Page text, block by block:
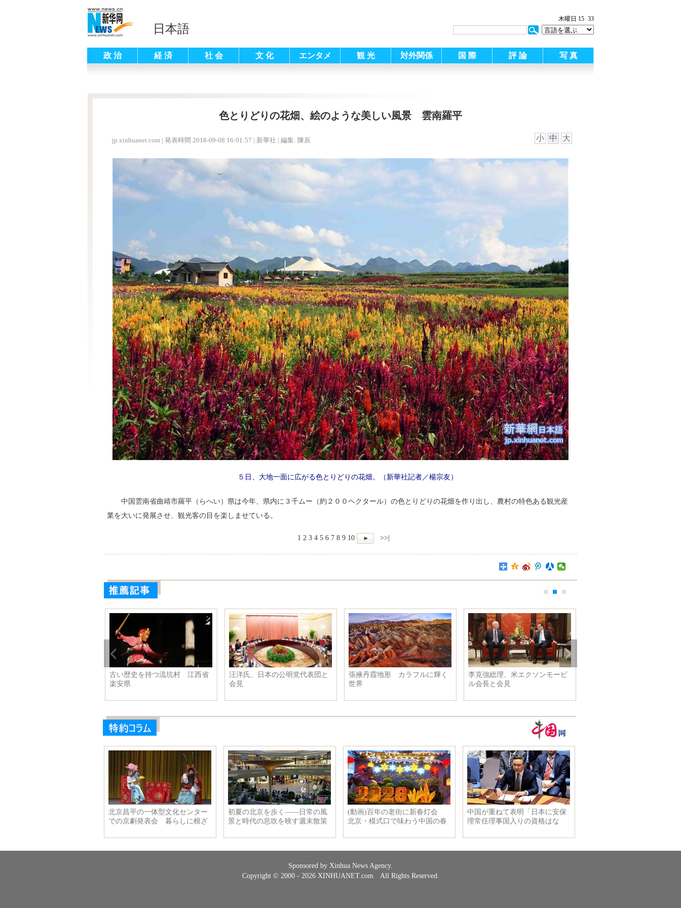
日本語
木曜日 15 33
政 治 経 済 社 会 文 化 エンタメ 観 光 対外関係 国 際 評 論 写 真
色とりどりの花畑、絵のような美しい風景 雲南羅平
jp.xinhuanet.com | 発表時間 2018-09-08 16:01:57 | 新華社 | 編集: 陳辰 小 中 大
５日、大地一面に広がる色とりどりの花畑。（新華社記者／楊宗友）
中国雲南省曲靖市羅平（らへい）県は今年、県内に３千ムー（約２００ヘクタール）の色とりどりの花畑を作り出し、農村の特色ある観光産
業を大いに発展させ、観光客の目を楽しませている。
1 2 3 4 5 6 7 8 9 10 >>|
李克強総理、米エクソンモービ
ベラルーシ産の乳製品積んだコ
ンテナ車が初めて中国へ
香港初の支付宝無人店がオープ
台風２１号の影響で日本におけ
習近平主席、コンゴ共和国のサ
Sponsored by Xinhua News Agency.
Copyright © 2000 - 2026 XINHUANET.com All Rights Reserved.